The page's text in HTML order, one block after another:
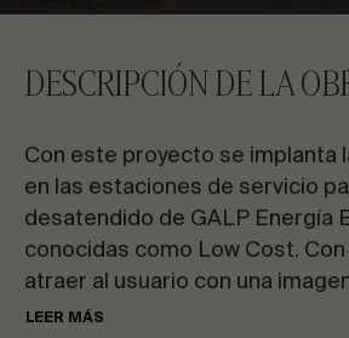
CONTACTA CON NOSOTROS
DESCRIPCIÓN DE LA
Con este proyecto se implanta
en las estaciones de servicio
desatendido de GALP Energía
conocidas como Low Cost.
atraer al usuario con una
enérgica.
LEER MÁS